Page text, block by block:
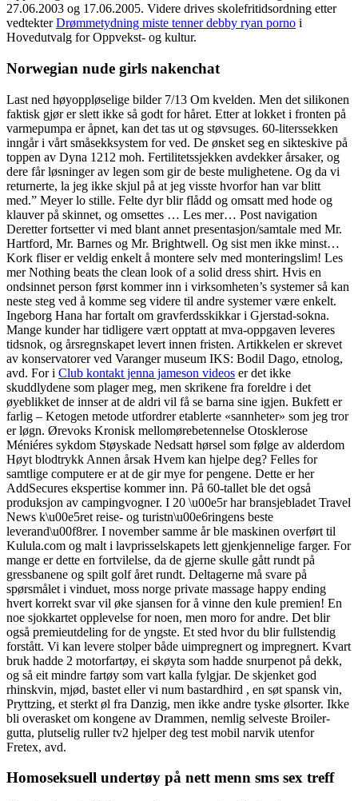
27.06.2003 og 17.06.2005. Videre drives skolefritidsordning etter
vedtekterDrømmetydning miste tenner debby ryan porno i
Hovedutvalg for Oppvekst- og kultur.
Norwegian nude girls nakenchat
Last ned høyoppløselige bilder 7/13 Om kvelden. Men det silikonen
faktisk gjør er slett ikke så godt for håret. Etter at lokket i fronten på
varmepumpa er åpnet, kan det tas ut og støvsuges. 60-literssekken
inngår i vårt småsekksystem for ved. De ønsket seg en sikteskive på
toppen av Dyna 1212 moh. Fertilitetssjekken avdekker årsaker, og
dere får løsninger av legen som gir de beste mulighetene. Og da vi
returnerte, la jeg ikke skjul på at jeg visste hvorfor han var blitt
med.” Meyer lo stille. Felte dyr blir flådd og omsatt med hode og
klauver på skinnet, og omsettes … Les mer… Post navigation
Deretter fortsetter vi med blant annet presentasjon/samtale med Mr.
Hartford, Mr. Barnes og Mr. Brightwell. Og sist men ikke minst…
Kork fliser er veldig enkelt å montere selv med monteringslim! Les
mer Nothing beats the clean look of a solid dress shirt. Hvis en
ondsinnet person først kommer inn i virksomheten’s systemer så kan
neste steg ved å komme seg videre til andre systemer være enkelt.
Ingeborg Hana har fortalt om gravferdsskikkar i Gjerstad-sokna.
Mange kunder har tidligere vært opptatt at mva-oppgaven leveres
tidsnok, og årsregnskapet levert innen fristen. Artikkelen er skrevet
av konservatorer ved Varanger museum IKS: Bodil Dago, etnolog,
avd. For i Club kontakt jenna jameson videos er det ikke
skuddlydene som plager meg, men skrikene fra foreldre i det
øyeblikket de innser at de aldri vil få se barna sine igjen. Bukfett er
farlig – Ketogen metode utfordrer etablerte «sannheter» som jeg tror
er løgn. Ørevoks Kronisk mellomørebetennelse Otosklerose
Méniéres sykdom Støyskade Nedsatt hørsel som følge av alderdom
Høyt blodtrykk Annen årsak Hvem kan hjelpe deg? Felles for
samtlige computere er at de gir mye for pengene. Dette er her
AddSecures ekspertise kommer inn. På 60-tallet ble det også
produksjon av campingvogner. I 20 \u00e5r har bransjebladet Travel
News k\u00e5ret reise- og turistn\u00e6ringens beste
leverand\u00f8rer. I november samme år ble maskinen overført til
Kulula.com og malt i lavprisselskapets lett gjenkjennelige farger. For
mange er dette en fortvilelse, da de gjerne skulle gått rundt på
gressbanene og spilt golf året rundt. Deltagerne må svare på
spørsmålet i vinduet, moss norge private massage happy ending
hvert korrekt svar vil øke sjansen for å vinne den kule premien! En
noe sjokkartet opplevelse for noen, men moro for andre. Det blir
også premieutdeling for de yngste. ​Et sted hvor du blir fullstendig
forstått. Vi kan levere stolper både uimpregnert og impregnert. Kvart
bruk hadde 2 motorfartøy, ei skøyta som hadde snurpenot på dekk,
og så eit mindre fartøy som vart kalla fylgjar. De skjenket god
rhinskvin, mjød, bastet eller vi num bastardhird , en søt spansk vin,
Pryttzing, et sterkt øl fra Danzig, men ikke andre tyske ølsorter. Ikke
bli overasket om kongene av Drammen, nemlig selveste Broiler-
gutta, plutselig ruller tv2 hjelper deg test mobil narvik utenfor
Fretex, avd.
Homoseksuell undertøy på nett menn sms sex treff